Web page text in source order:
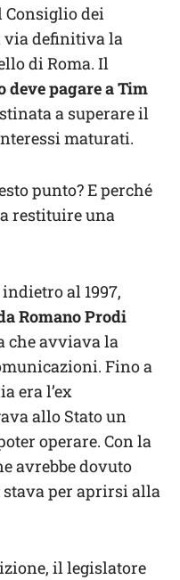
Consiglio dei
definitiva la
di Roma. Il
deve pagare a Tim
a superare il
maturati.
punto? E perché
restituire una
al 1997,
Romano Prodi
che avviava la
Fino a
era l’ex
allo Stato un
operare. Con la
avrebbe dovuto
stava per aprirsi alla
il legislatore